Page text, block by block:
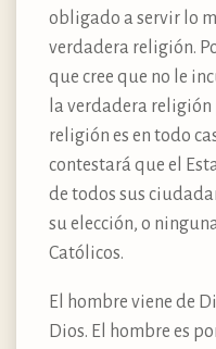
obligado a servir lo
verdadera religión.
que cree que no le
la verdadera
religión es en todo
contestará que el
de todos sus
su elección, o
Católicos.
El hombre viene de
Dios. El hombre es